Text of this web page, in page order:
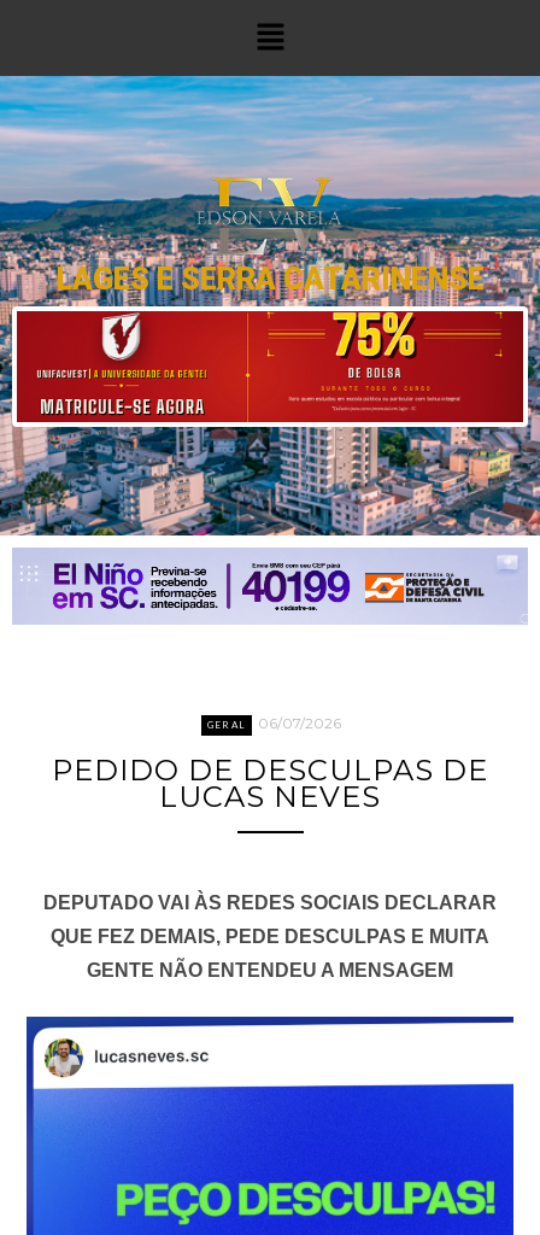
LAGES E SERRA CATARINENSE
GERAL 06/07/2026
PEDIDO DE DESCULPAS DE
LUCAS NEVES
DEPUTADO VAI ÀS REDES SOCIAIS DECLARAR
QUE FEZ DEMAIS, PEDE DESCULPAS E MUITA
GENTE NÃO ENTENDEU A MENSAGEM